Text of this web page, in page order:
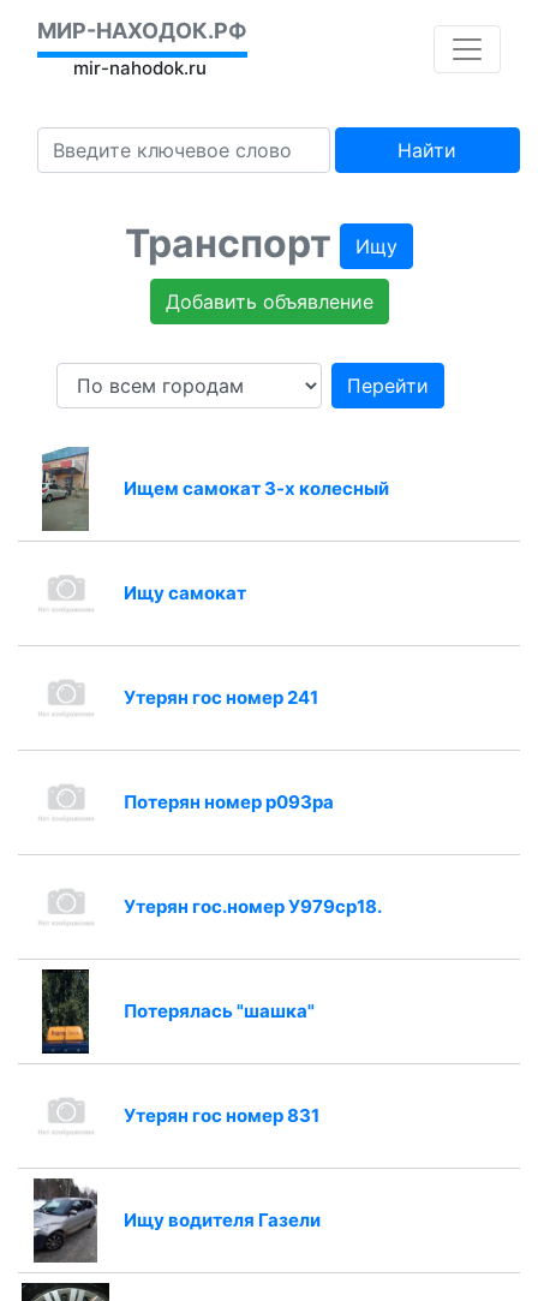
МИР-НАХОДОК.РФ
mir-nahodok.ru
Найти
Транспорт Ищу
Добавить объявление
Перейти
Ищем самокат 3-х колесный
Ищу самокат
Утерян гос номер 241
Потерян номер р093ра
Утерян гос.номер У979ср18.
Потерялась "шашка"
Утерян гос номер 831
Ищу водителя Газели